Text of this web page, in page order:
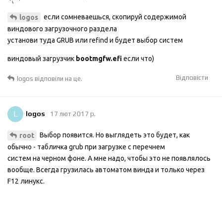
logos
если сомневаешься, скопируй содержимой
виндового загрузочного раздела
установи туда GRUB или refind и будет выбор систем
виндовый загрузчик bootmgfw.efi если что)
Відповісти
logos відповіли на це.
L logos 17 лют 2017 р.
root
Выбор появится. Но выглядеть это будет, как
обычно - табличка grub при загрузке с перечнем
систем на черном фоне. А мне надо, чтобы это не появлялось
вообще. Всегда грузилась автоматом винда и только через
F12 линукс.